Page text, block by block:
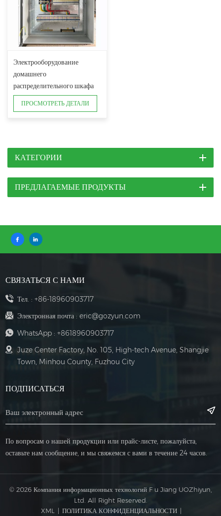
Электрооборудование
домашнего
распределительного шкафа
MLXY-T5
ПРОСМОТРЕТЬ ДЕТАЛИ
КАТЕГОРИИ
ПРЕДЛАГАЕМЫЕ ПРОДУКТЫ
СВЯЗАТЬСЯ С НАМИ
Тел. : +86-18960903717
Электронная почта : eric@gozyun.com
WhatsApp : +8618960903717
Juze Center Factory, No. 105, High-tech Avenue, Shangjie
Town, Minhou County, Fuzhou City
ПОДПИСАТЬСЯ
По вопросам о нашей продукции или прайс-листе, пожалуйста,
оставьте нам сообщение, и мы свяжемся с вами в течение 24 часов.
© 2026 Компания информационных технологий F u Jiang UOZhiyun,
Ltd. All Right Reserved.
XML | ПОЛИТИКА КОНФИДЕНЦИАЛЬНОСТИ |